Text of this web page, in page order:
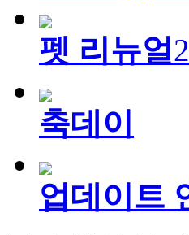
펫 리뉴얼
축데이
업데이트